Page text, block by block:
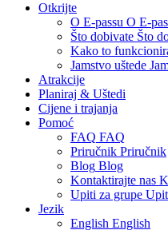
Otkrijte
O E-passu O E-
Što dobivate Što
Kako to
Jamstvo uštede
Atrakcije
Planiraj & Uštedi
Cijene i trajanja
Pomoć
FAQ FAQ
Priručnik Priručnik
Blog Blog
Kontaktirajte nas
Upiti za grupe
Jezik
English English